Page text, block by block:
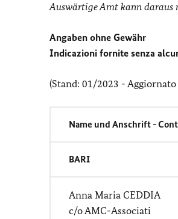
Auswärtige Amt kann daraus
Angaben ohne Gewähr
Indicazioni fornite senza
(Stand: 01/2023 -
Name und Anschrift -
BARI
Anna Maria CEDDIA
c/o AMC-Associati